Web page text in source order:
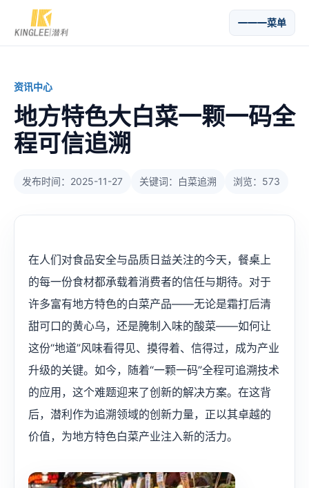
菜单
资讯中心
地方特色大白菜一颗一码全
程可信追溯
发布时间：2025-11-27 关键词：白菜追溯 浏览：573
在人们对食品安全与品质日益关注的今天，餐桌上
的每一份食材都承载着消费者的信任与期待。对于
许多富有地方特色的白菜产品——无论是霜打后清
甜可口的黄心乌，还是腌制入味的酸菜——如何让
这份“地道”风味看得见、摸得着、信得过，成为产业
升级的关键。如今，随着“一颗一码”全程可追溯技术
的应用，这个难题迎来了创新的解决方案。在这背
后，潜利作为追溯领域的创新力量，正以其卓越的
价值，为地方特色白菜产业注入新的活力。